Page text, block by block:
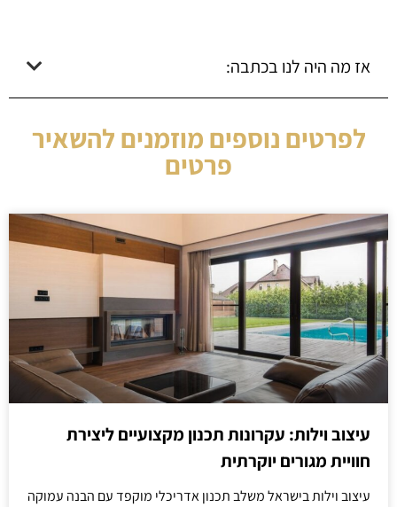
אז מה היה לנו בכתבה:
לפרטים נוספים מוזמנים להשאיר
פרטים
עיצוב וילות: עקרונות תכנון מקצועיים ליצירת
חוויית מגורים יוקרתית
עיצוב וילות בישראל משלב תכנון אדריכלי מוקפד עם הבנה עמוקה